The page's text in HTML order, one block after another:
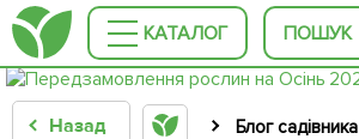
КАТАЛОГ ПОШУК
Назад Блог садівника